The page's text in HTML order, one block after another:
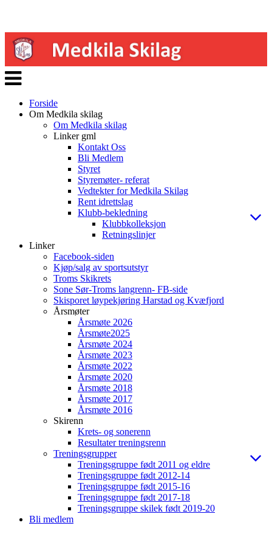
Veksle
navigasjon
Forside
Om Medkila skilag
Om Medkila skilag
Linker gml
Kontakt Oss
Bli Medlem
Styret
Styremøter- referat
Vedtekter for Medkila Skilag
Rent idrettslag
Klubb-bekledning
Klubbkolleksjon
Retningslinjer
Linker
Facebook-siden
Kjøp/salg av sportsutstyr
Troms Skikrets
Sone Sør-Troms langrenn- FB-side
Skisporet løypekjøring Harstad og Kvæfjord
Årsmøter
Årsmøte 2026
Årsmøte2025
Årsmøte 2024
Årsmøte 2023
Årsmøte 2022
Årsmøte 2020
Årsmøte 2018
Årsmøte 2017
Årsmøte 2016
Skirenn
Krets- og sonerenn
Resultater treningsrenn
Treningsgrupper
Treningsgruppe født 2011 og eldre
Treningsgruppe født 2012-14
Treningsgruppe født 2015-16
Treningsgruppe født 2017-18
Treningsgruppe skilek født 2019-20
Bli medlem